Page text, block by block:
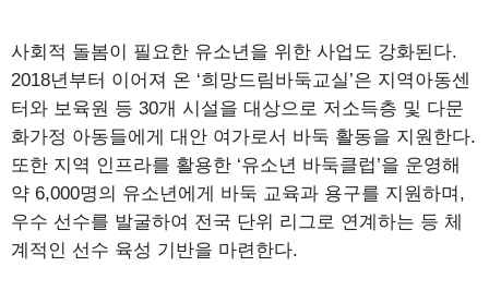
사회적 돌봄이 필요한 유소년을 위한 사업도 강화된다.
2018년부터 이어져 온 ‘희망드림바둑교실’은 지역아동센
터와 보육원 등 30개 시설을 대상으로 저소득층 및 다문
화가정 아동들에게 대안 여가로서 바둑 활동을 지원한다.
또한 지역 인프라를 활용한 ‘유소년 바둑클럽’을 운영해
약 6,000명의 유소년에게 바둑 교육과 용구를 지원하며,
우수 선수를 발굴하여 전국 단위 리그로 연계하는 등 체
계적인 선수 육성 기반을 마련한다.